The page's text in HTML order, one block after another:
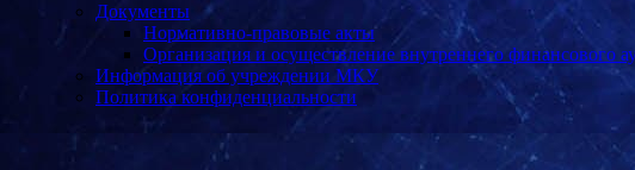
Документы
Нормативно-правовые акты
Организация и осуществление внутреннего финансового
Информация об учреждении МКУ
Политика конфиденциальности